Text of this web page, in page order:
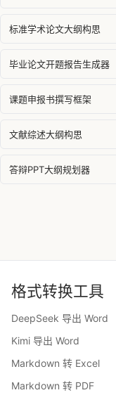
标准学术论文大纲构思
毕业论文开题报告生成器
课题申报书撰写框架
文献综述大纲构思
答辩PPT大纲规划器
格式转换工具
DeepSeek 导出 Word
Kimi 导出 Word
Markdown 转 Excel
Markdown 转 PDF